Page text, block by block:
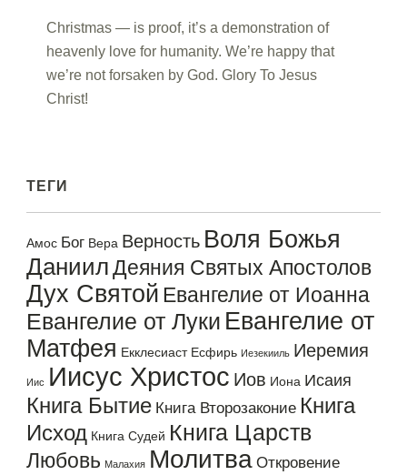
Christmas — is proof, it’s a demonstration of
heavenly love for humanity. We’re happy that
we’re not forsaken by God. Glory To Jesus
Christ!
ТЕГИ
Амос Бог Вера Верность Воля Божья
ДаниилДеяния Святых Апостолов
Дух Святой Евангелие от Иоанна
Евангелие от Луки Евангелие от
Матфея Екклесиаст Есфирь Иезекииль Иеремия
Иис Иисус Христос Иов Иона Исаия
Книга Бытие Книга Второзаконие Книга
Исход Книга Судей Книга Царств
Любовь Малахия Молитва Откровение